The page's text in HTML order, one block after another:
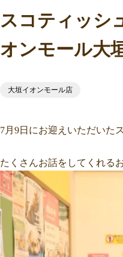
スコティッシ
オンモール大
大垣イオンモール店
7月9日にお迎えいただいた
たくさんお話をしてくれる